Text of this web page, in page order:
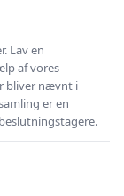
Lav en
af vores
bliver nævnt i
er en